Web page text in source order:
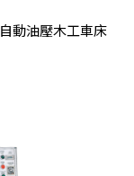
自動油壓木工車床